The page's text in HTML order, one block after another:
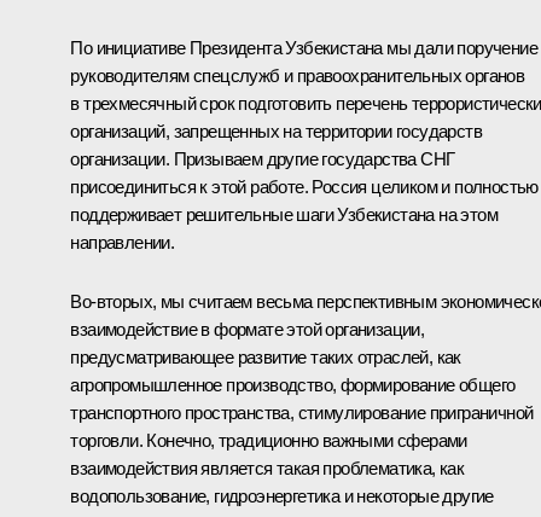
По инициативе Президента Узбекистана мы дали поручение
руководителям спецслужб и правоохранительных органов
в трехмесячный срок подготовить перечень
организаций, запрещенных на территории государств
организации. Призываем другие государства СНГ
присоединиться к этой работе. Россия целиком и полностью
поддерживает решительные шаги Узбекистана на этом
направлении.
Во‑вторых, мы считаем весьма перспективным
взаимодействие в формате этой организации,
предусматривающее развитие таких отраслей, как
агропромышленное производство, формирование общего
транспортного пространства, стимулирование приграничной
торговли. Конечно, традиционно важными сферами
взаимодействия является такая проблематика, как
водопользование, гидроэнергетика и некоторые другие